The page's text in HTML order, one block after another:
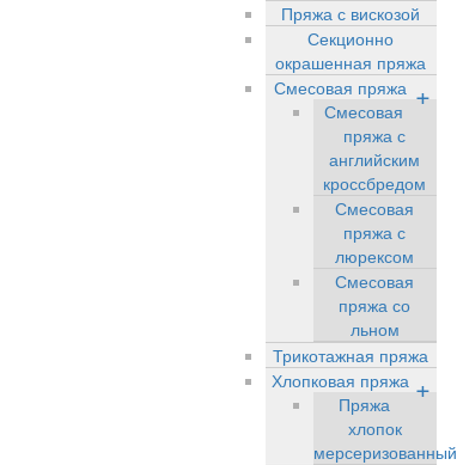
Пряжа с вискозой
Секционно
окрашенная пряжа
Смесовая пряжа +
Смесовая
пряжа с
английским
кроссбредом
Смесовая
пряжа с
люрексом
Смесовая
пряжа со
льном
Трикотажная пряжа
Хлопковая пряжа +
Пряжа
хлопок
мерсеризованный